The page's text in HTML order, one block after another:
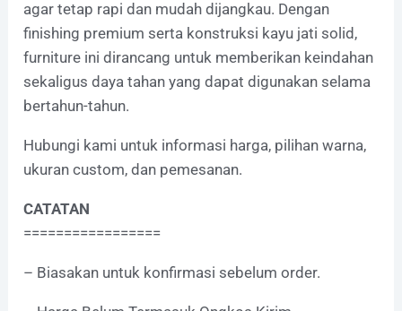
agar tetap rapi dan mudah dijangkau. Dengan
finishing premium serta konstruksi kayu jati solid,
furniture ini dirancang untuk memberikan keindahan
sekaligus daya tahan yang dapat digunakan selama
bertahun-tahun.
Hubungi kami untuk informasi harga, pilihan warna,
ukuran custom, dan pemesanan.
CATATAN
=================
– Biasakan untuk konfirmasi sebelum order.